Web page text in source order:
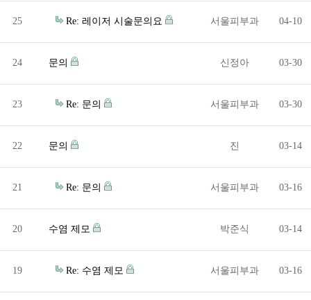
25 Re: 레이저 시술문의요 서울피부과 04-10
24 문의 신정아 03-30
23 Re: 문의 서울피부과 03-30
22 문의 진 03-14
21 Re: 문의 서울피부과 03-16
20 수염 제모 박준식 03-14
19 Re: 수염 제모 서울피부과 03-16